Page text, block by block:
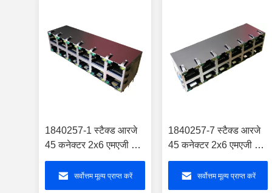
1840257-1 स्टैक्ड आरजे
45 कनेक्टर 2x6 एमएजी 45
गिगाबिट ग्राउंड शील्ड
1840257-2सर्वोत्तम मूल्य प्राप्त करें
1840257-7 स्टैक्ड आरजे
45 कनेक्टर 2x6 एमएजी 45
गिगाबिट ग्राउंड शील्ड 1-
1840257-1सर्वोत्तम मूल्य प्राप्त करें